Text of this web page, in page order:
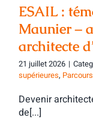
ESAIL :
Maunier –
architecte
21 juillet 2026 |
supérieures,
Devenir
de[...]